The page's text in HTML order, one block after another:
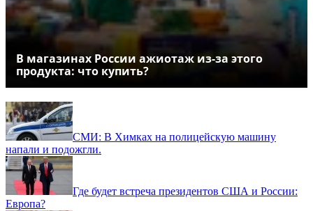
В магазинах России ажиотаж из-за этого
продукта: что купить?
СМИ: В Химках на полицейскую машину
напали и подожгли.
Где будет встреча президентов США и России:
Европа?